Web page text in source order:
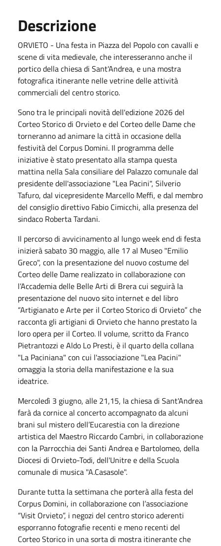
Descrizione
ORVIETO - Una festa in Piazza del Popolo con cavalli e
scene di vita medievale, che interesseranno anche il
portico della chiesa di Sant'Andrea, e una mostra
fotografica itinerante nelle vetrine delle attività
commerciali del centro storico.
Sono tra le principali novità dell'edizione 2026 del
Corteo Storico di Orvieto e del Corteo delle Dame che
torneranno ad animare la città in occasione della
festività del Corpus Domini. Il programma delle
iniziative è stato presentato alla stampa questa
mattina nella Sala consiliare del Palazzo comunale dal
presidente dell'associazione "Lea Pacini", Silverio
Tafuro, dal vicepresidente Marcello Meffi, e dal membro
del consiglio direttivo Fabio Cimicchi, alla presenza del
sindaco Roberta Tardani.
Il percorso di avvicinamento al lungo week end di festa
inizierà sabato 30 maggio, alle 17 al Museo "Emilio
Greco", con la presentazione del nuovo costume del
Corteo delle Dame realizzato in collaborazione con
l’Accademia delle Belle Arti di Brera cui seguirà la
presentazione del nuovo sito internet e del libro
“Artigianato e Arte per il Corteo Storico di Orvieto” che
racconta gli artigiani di Orvieto che hanno prestato la
loro opera per il Corteo. Il volume, scritto da Franco
Pietrantozzi e Aldo Lo Presti, è il quarto della collana
"La Paciniana" con cui l'associazione "Lea Pacini"
omaggia la storia della manifestazione e la sua
ideatrice.
Mercoledì 3 giugno, alle 21,15, la chiesa di Sant'Andrea
farà da cornice al concerto accompagnato da alcuni
brani sul mistero dell’Eucarestia con la direzione
artistica del Maestro Riccardo Cambri, in collaborazione
con la Parrocchia dei Santi Andrea e Bartolomeo, della
Diocesi di Orvieto-Todi, dell'Unitre e della Scuola
comunale di musica "A.Casasole".
Durante tutta la settimana che porterà alla festa del
Corpus Domini, in collaborazione con l’associazione
“Visit Orvieto”, i negozi del centro storico aderenti
esporranno fotografie recenti e meno recenti del
Corteo Storico in una sorta di mostra itinerante che